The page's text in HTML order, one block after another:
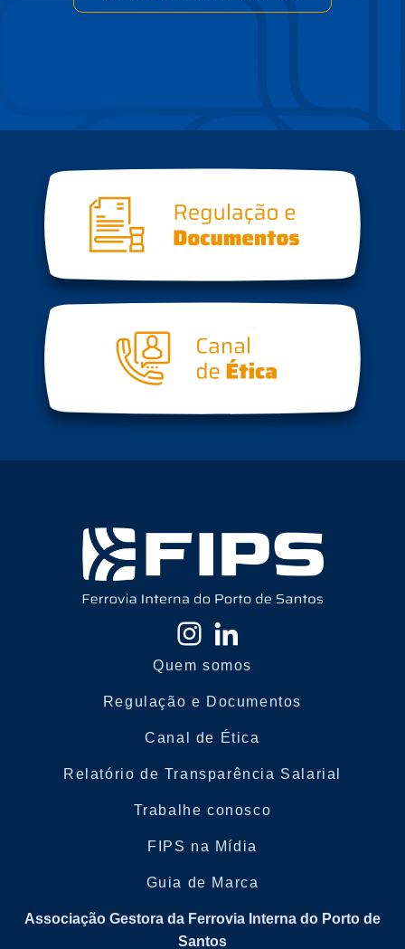
Quem somos
Regulação e Documentos
Canal de Ética
Relatório de Transparência Salarial
Trabalhe conosco
FIPS na Mídia
Guia de Marca
Associação Gestora da Ferrovia Interna do Porto de
Santos